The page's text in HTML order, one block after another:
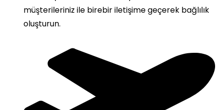
müşterileriniz ile birebir iletişime geçerek bağlılık
oluşturun.